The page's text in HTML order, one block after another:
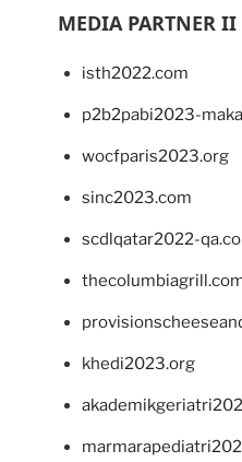
MEDIA PARTNER II
isth2022.com
p2b2pabi2023-
wocfparis2023.org
sinc2023.com
scdlqatar2022-
khedi2023.org